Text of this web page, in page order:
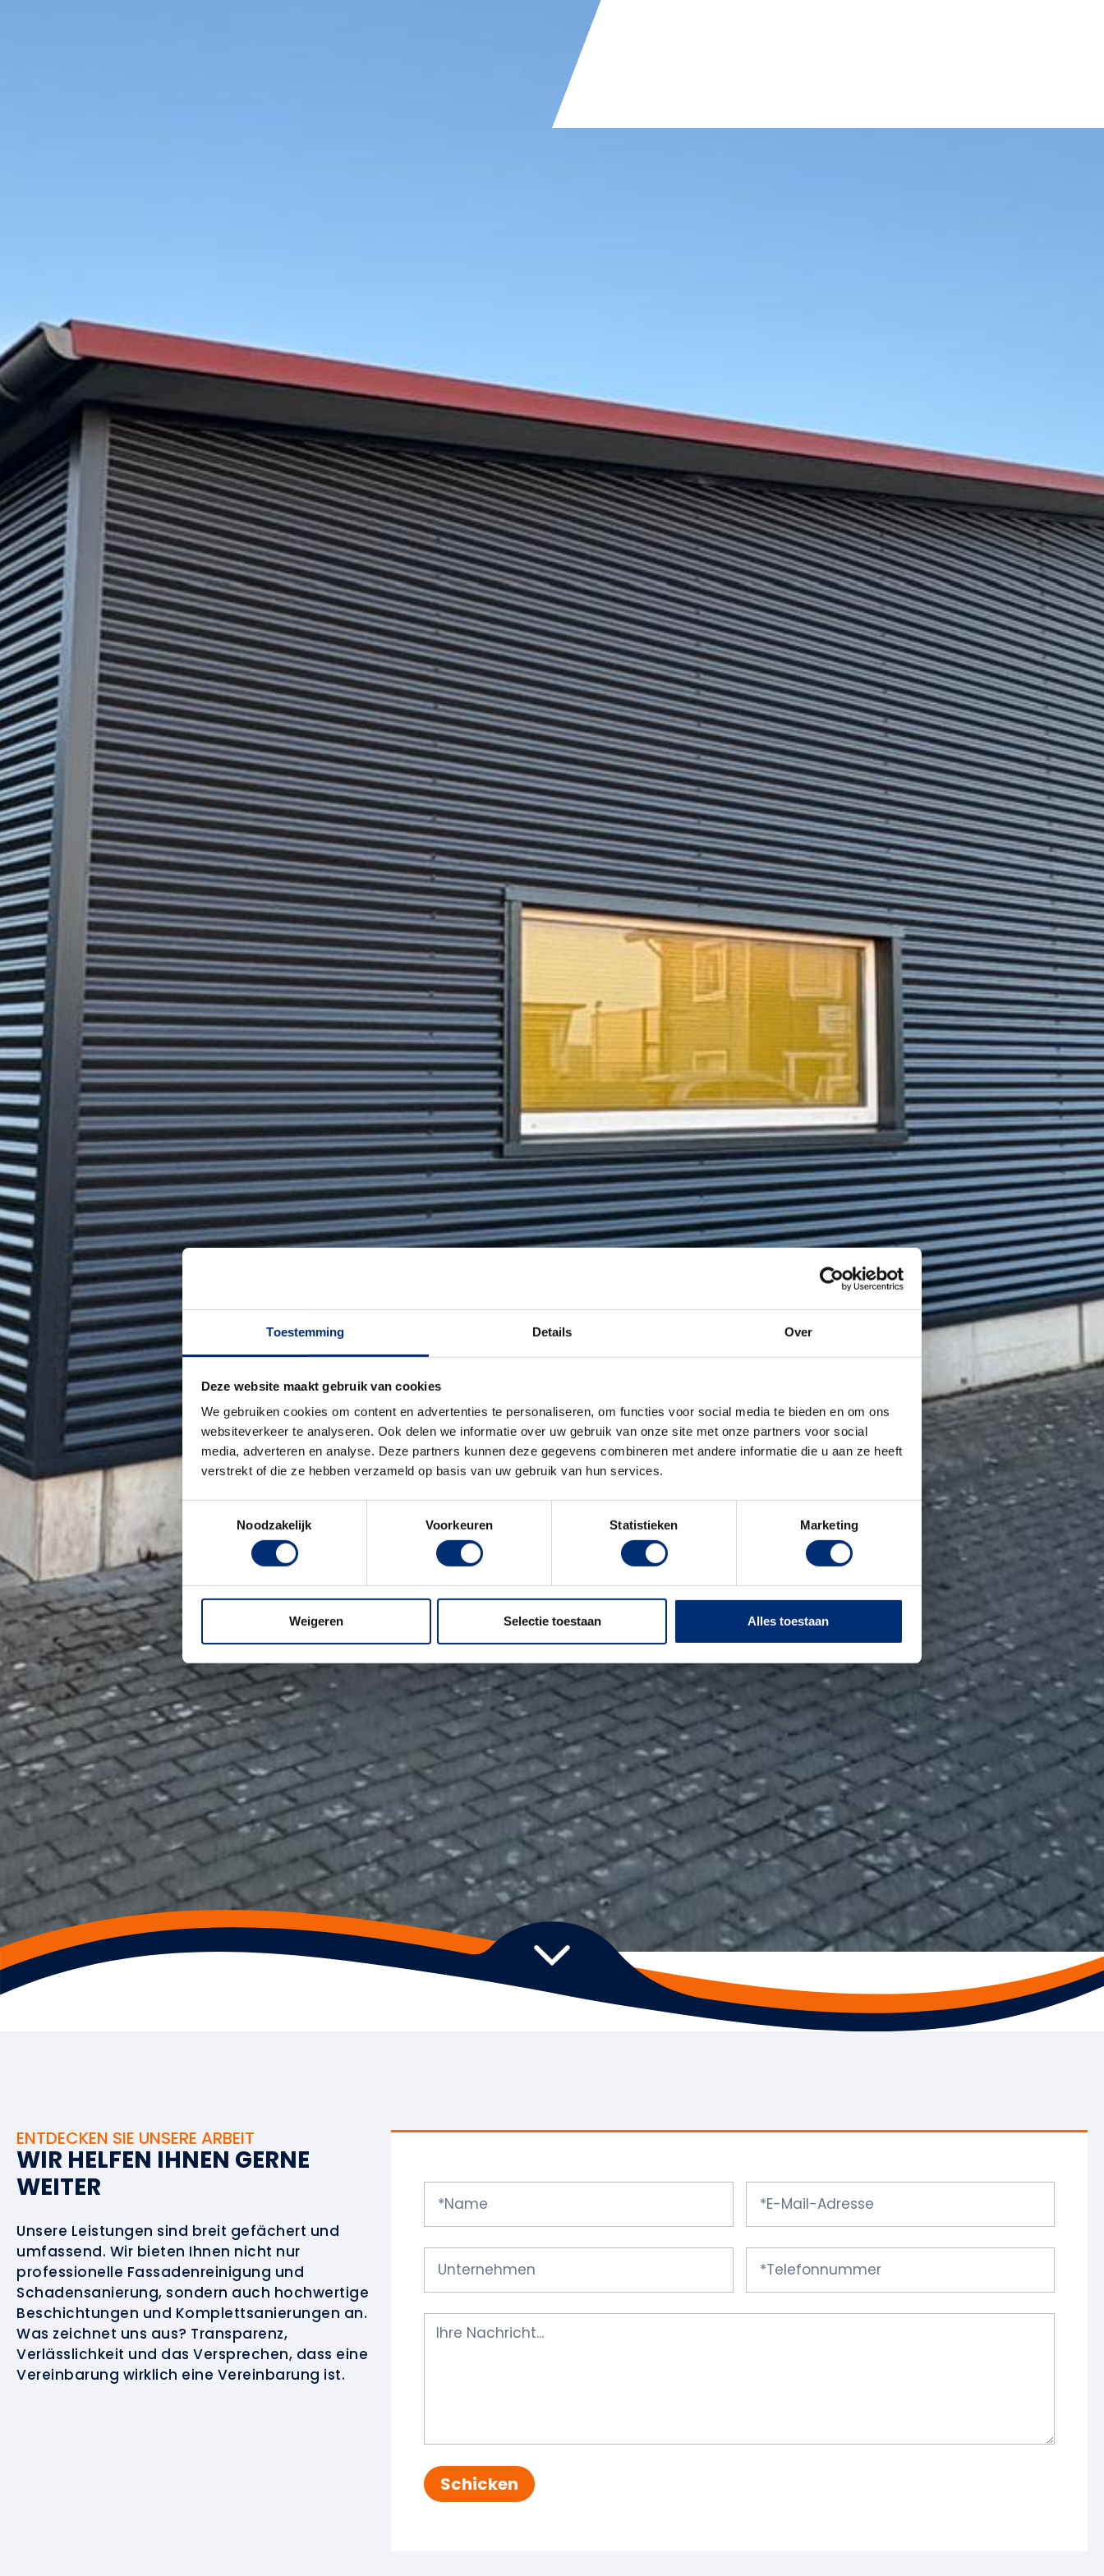
Toestemming Details Over
Deze website maakt gebruik van cookies
We gebruiken cookies om content en advertenties te personaliseren, om functies voor social media te bieden en om ons
websiteverkeer te analyseren. Ook delen we informatie over uw gebruik van onze site met onze partners voor social
media, adverteren en analyse. Deze partners kunnen deze gegevens combineren met andere informatie die u aan ze heeft
verstrekt of die ze hebben verzameld op basis van uw gebruik van hun services.
Noodzakelijk
Voorkeuren Statistieken Marketing
Weigeren Selectie toestaan Alles toestaan
ENTDECKEN SIE UNSERE ARBEIT
WIR HELFEN IHNEN GERNE
WEITER
Unsere Leistungen sind breit gefächert und
umfassend. Wir bieten Ihnen nicht nur
professionelle Fassadenreinigung und
Schadensanierung, sondern auch hochwertige
Beschichtungen und Komplettsanierungen an.
Was zeichnet uns aus? Transparenz,
Verlässlichkeit und das Versprechen, dass eine
Vereinbarung wirklich eine Vereinbarung ist.
Schicken